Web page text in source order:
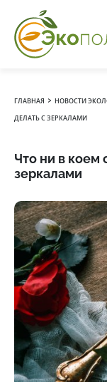
ГЛАВНАЯ › НОВОСТИ
ДЕЛАТЬ С ЗЕРКАЛАМИ
Что ни в коем
зеркалами